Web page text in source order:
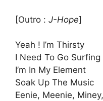
[Outro : ​ J-Hope]
Yeah ! I’m Thirsty
I Need To Go
I’m In My Element
Soak Up The Music
Eenie, Meenie,